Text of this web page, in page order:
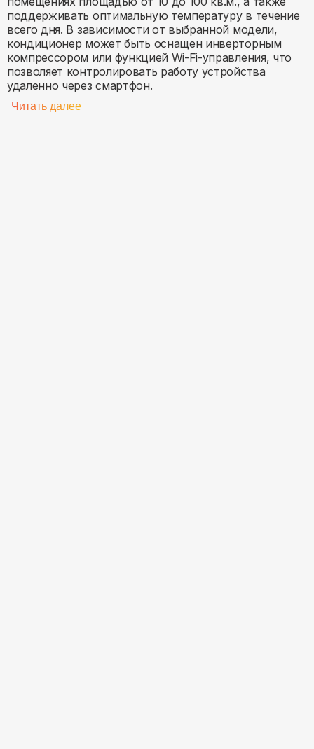
поддерживать оптимальную температуру в течение
всего дня. В зависимости от выбранной модели,
кондиционер может быть оснащен инверторным
компрессором или функцией Wi-Fi-управления, что
позволяет контролировать работу устройства
удаленно через смартфон.
Читать далее